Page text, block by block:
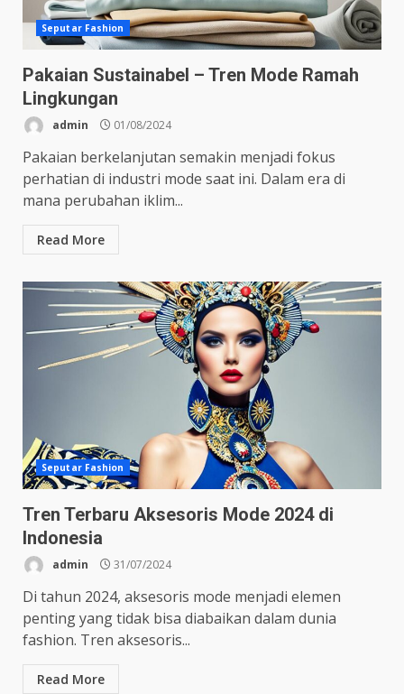
Seputar Fashion
Pakaian Sustainabel – Tren Mode Ramah
Lingkungan
admin 01/08/2024
Pakaian berkelanjutan semakin menjadi fokus
perhatian di industri mode saat ini. Dalam era di
mana perubahan iklim...
Read More
Seputar Fashion
Tren Terbaru Aksesoris Mode 2024 di
Indonesia
admin 31/07/2024
Di tahun 2024, aksesoris mode menjadi elemen
penting yang tidak bisa diabaikan dalam dunia
fashion. Tren aksesoris...
Read More